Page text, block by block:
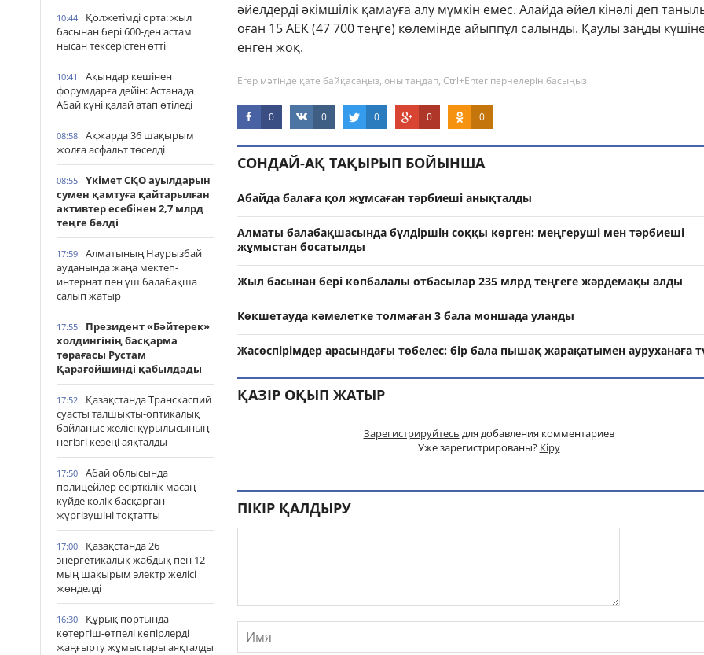
10:44
Қолжетімді орта: жыл
басынан бері 600-ден астам
нысан тексерістен өтті
10:41
Ақындар кешінен
форумдарға дейін: Астанада
Абай күні қалай атап өтіледі
08:58
Ақжарда 36 шақырым
жолға асфальт төселді
08:55
Үкімет СҚО ауылдарын
сумен қамтуға қайтарылған
активтер есебінен 2,7 млрд
теңге бөлді
17:59
Алматының Наурызбай
ауданында жаңа мектеп-
интернат пен үш балабақша
салып жатыр
17:55
Президент «Бәйтерек»
холдингінің басқарма
төрағасы Рустам
Қарағойшинді қабылдады
17:52
Қазақстанда Транскаспий
суасты талшықты-оптикалық
байланыс желісі құрылысының
негізгі кезеңі аяқталды
17:50
Абай облысында
полицейлер есірткілік масаң
күйде көлік басқарған
жүргізушіні тоқтатты
17:00
Қазақстанда 26
энергетикалық жабдық пен 12
мың шақырым электр желісі
жөнделді
16:30
Құрық портында
көтергіш-өтпелі көпірлерді
жаңғырту жұмыстары аяқталды
әйелдерді әкімшілік қамауға алу мүмкін емес. Алайда әйел кінәлі деп
оған 15 АЕК (47 700 теңге) көлемінде айыппұл салынды. Қаулы заңды
енген жоқ.
Егер мәтінде қате байқасаңыз, оны таңдап, Ctrl+Enter пернелерін басыңыз
0 0 0 0 0
СОНДАЙ-АҚ ТАҚЫРЫП БОЙЫНША
Абайда балаға қол жұмсаған тәрбиеші анықталды
Алматы балабақшасында бүлдіршін соққы көрген: меңгеруші мен тәрбиеші
жұмыстан босатылды
Жыл басынан бері көпбалалы отбасылар 235 млрд теңгеге жәрдемақы алды
Көкшетауда кәмелетке толмаған 3 бала моншада уланды
Жасөспірімдер арасындағы төбелес: бір бала пышақ жарақатымен ауруханаға
ҚАЗІР ОҚЫП ЖАТЫР
Зарегистрируйтесь для добавления комментариев
Уже зарегистрированы? Кіру
ПІКІР ҚАЛДЫРУ